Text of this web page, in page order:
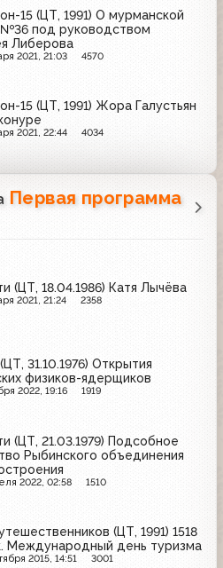
15 (ЦТ, 1991) О мурманской
под руководством
Либерова
2021, 21:03 4570
15 (ЦТ, 1991) Жора Галустьян
2021, 22:44 4034
Первая программа
(ЦТ, 18.04.1986) Катя Лычёва
2021, 21:24 2358
31.10.1976) Открытия
физиков-ядерщиков
2022, 19:16 1919
(ЦТ, 21.03.1979) Подсобное
Рыбинского объединения
2022, 02:58 1510
(ЦТ, 1991) 1518
Международный день туризма
2015, 14:51 3001